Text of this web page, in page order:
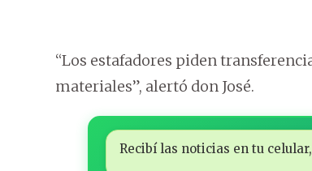
“Los estafadores piden
materiales”, alertó don José.
Recibí las noticias en tu